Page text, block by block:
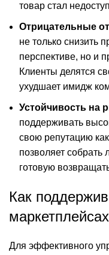
товар стал
Отрицательные
не только снизить
перспективе, но и
Клиенты делятся
ухудшает имидж
Устойчивость на
поддерживать
свою репутацию
позволяет собрать
готовую
Как
маркетплейсах
Для эффективного